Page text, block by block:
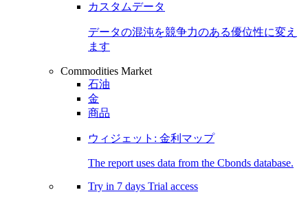
カスタムデータ
データの混沌を競争力のある優位性に変え
ます
Commodities Market
石油
金
商品
ウィジェット: 金利マップ
The report uses data from the Cbonds database.
Try in 7 days Trial access